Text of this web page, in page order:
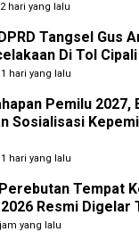
hari yang lalu
Tangsel Gus
Di Tol Cipali
hari yang lalu
Pemilu 2027,
Sosialisasi
hari yang lalu
Tempat
Resmi Digelar
yang lalu